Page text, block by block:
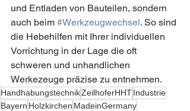
und Entladen von Bauteilen, sondern
auch beim #Werkzeugwechsel. So sind
die Hebehilfen mit Ihrer individuellen
Vorrichtung in der Lage die oft
schweren und unhandlichen
Werkezeuge präzise zu entnehmen.
HandhabungstechnikZeilhoferHHTIndustrie
Bayern Holzkirchen MadeinGermany